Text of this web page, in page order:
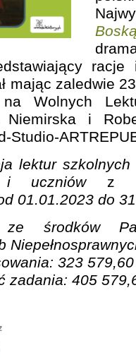
mając zaledwie
Wolnych
Niemirska i
Studio-
lektur
uczniówz
01.01.2023 do
ze środków
323 579,60
zadania: 405